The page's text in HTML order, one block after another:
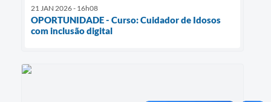
21 JAN 2026 - 16h08
OPORTUNIDADE - Curso: Cuidador de Idosos
com inclusão digital